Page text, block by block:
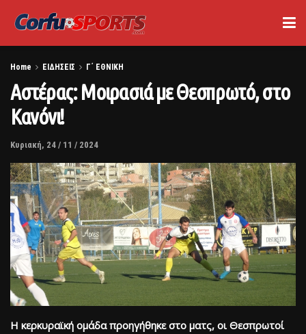
Home ΕΙΔΗΣΕΙΣ Γ΄ ΕΘΝΙΚΗ
Αστέρας: Μοιρασιά με Θεσπρωτό, στο
Κανόνι!
Κυριακή, 24 / 11 / 2024
Η κερκυραϊκή ομάδα προηγήθηκε στο ματς, οι Θεσπρωτοί